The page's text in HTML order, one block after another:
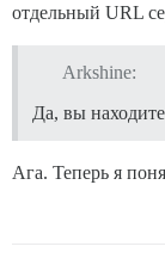
отдельный URL
Arkshine:
Да, вы
Ага. Теперь я